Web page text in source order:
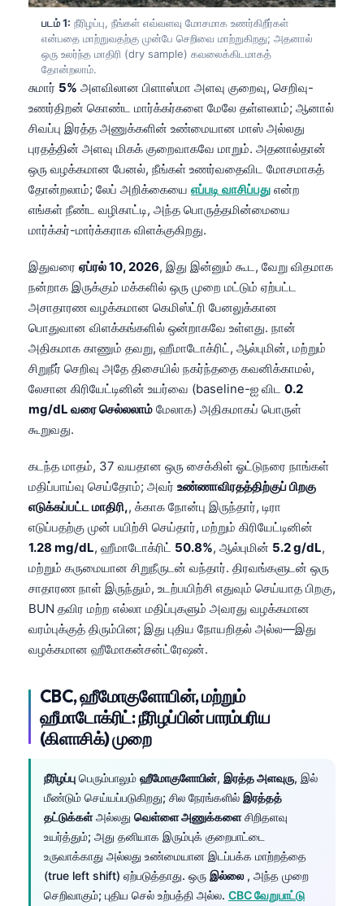
படம் 1: நீரிழப்பு, நீங்கள் எவ்வளவு மோசமாக உணர்கிறீர்கள்
என்பதை மாற்றுவதற்கு முன்பே செறிவை மாற்றுகிறது; அதனால்
ஒரு உலர்ந்த மாதிரி (dry sample) கவலைக்கிடமாகத்
தோன்றலாம்.
சுமார் 5% அளவிலான பிளாஸ்மா அளவு குறைவு, செறிவு-
உணர்திறன் கொண்ட மார்க்கர்களை மேலே தள்ளலாம்; ஆனால்
சிவப்பு இரத்த அணுக்களின் உண்மையான மாஸ் அல்லது
புரதத்தின் அளவு மிகக் குறைவாகவே மாறும். அதனால்தான்
ஒரு வழக்கமான பேனல், நீங்கள் உணர்வதைவிட மோசமாகத்
தோன்றலாம்; லேப் அறிக்கையை எப்படி வாசிப்பது என்ற
எங்கள் நீண்ட வழிகாட்டி, அந்த பொருத்தமின்மையை
மார்க்கர்-மார்க்கராக விளக்குகிறது.
இதுவரை ஏப்ரல் 10, 2026, இது இன்னும் கூட, வேறு விதமாக
நன்றாக இருக்கும் மக்களில் ஒரு முறை மட்டும் ஏற்பட்ட
அசாதாரண வழக்கமான கெமிஸ்ட்ரி பேனலுக்கான
பொதுவான விளக்கங்களில் ஒன்றாகவே உள்ளது. நான்
அதிகமாக காணும் தவறு, ஹீமாடோக்ரிட், ஆல்புமின், மற்றும்
சிறுநீர் செறிவு அதே திசையில் நகர்ந்ததை கவனிக்காமல்,
லேசான கிரியேட்டினின் உயர்வை (baseline-ஐ விட 0.2
mg/dL வரை செல்லலாம் மேலாக) அதிகமாகப் பொருள்
கூறுவது.
கடந்த மாதம், 37 வயதான ஒரு சைக்கிள் ஓட்டுநரை நாங்கள்
மதிப்பாய்வு செய்தோம்; அவர் உண்ணாவிரதத்திற்குப் பிறகு
எடுக்கப்பட்ட மாதிரி,, க்காக நோன்பு இருந்தார், டிரா
எடுப்பதற்கு முன் பயிற்சி செய்தார், மற்றும் கிரியேட்டினின்
1.28 mg/dL, ஹீமாடோக்ரிட் 50.8%, ஆல்புமின் 5.2 g/dL,
மற்றும் கருமையான சிறுநீருடன் வந்தார். திரவங்களுடன் ஒரு
சாதாரண நாள் இருந்தும், உடற்பயிற்சி எதுவும் செய்யாத பிறகு,
BUN தவிர மற்ற எல்லா மதிப்புகளும் அவரது வழக்கமான
வரம்புக்குத் திரும்பின; இது புதிய நோயறிதல் அல்ல—இது
வழக்கமான ஹீமோகன்சன்ட்ரேஷன்.
CBC, ஹீமோகுளோபின், மற்றும்
ஹீமாடோக்ரிட்: நீரிழப்பின் பாரம்பரிய
(கிளாசிக்) முறை
நீரிழப்பு பெரும்பாலும் ஹீமோகுளோபின், இரத்த அளவுரு, இல்
மீண்டும் செய்யப்படுகிறது; சில நேரங்களில் இரத்தத்
தட்டுக்கள்அல்லது வெள்ளை அணுக்களைசிறிதளவு
உயர்த்தும்; அது தனியாக இரும்புக் குறைபாட்டை
உருவாக்காது அல்லது உண்மையான இடப்பக்க மாற்றத்தை
(true left shift) ஏற்படுத்தாது. ஒரு இல்லை, அந்த முறை
செறிவாகும்; புதிய செல் உற்பத்தி அல்ல. CBC வேறுபாட்டு